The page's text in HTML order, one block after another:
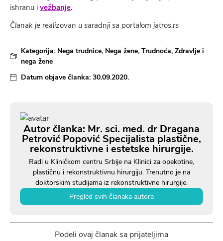
ishranu i vežbanje.
Članak je realizovan u saradnji sa portalom jatros.rs
Kategorija: Nega trudnice, Nega žene, Trudnoća, Zdravlje i
nega žene
Datum objave članka: 30.09.2020.
Autor članka: Mr. sci. med. dr Dragana
Petrović Popović Specijalista plastične,
rekonstruktivne i estetske hirurgije.
Radi u Kliničkom centru Srbije na Klinici za opekotine,
plastičnu i rekonstruktivnu hirurgiju. Trenutno je na
doktorskim studijama iz rekonstruktivne hirurgije.
Pregled svih članaka autora
Podeli ovaj članak sa prijateljima